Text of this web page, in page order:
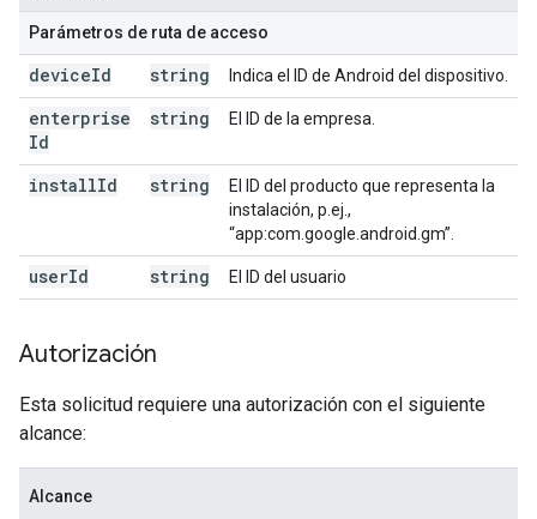
Parámetros de ruta de acceso
deviceId string Indica el ID de Android del dispositivo.
enterprise
Id
string El ID de la empresa.
installId string
El ID del producto que representa la
instalación, p.ej.,
“app:com.google.android.gm”.
userId string El ID del usuario
Autorización
Esta solicitud requiere una autorización con el siguiente
alcance:
Alcance